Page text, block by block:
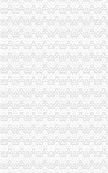
大足局“五举措”重庆财务公
万州局大力开展专项整顿确
荣昌局积索建立“科所联动”
璧山局八塘工商所“三管齐下
江北局“四个确保”重庆公司
奉节局震期间开展“送法进校
渝中局重庆发票申请解放碑
江北局立足职能切实加建设
市重庆分公司注册局商标处
市重庆分公司注册工商学会
市重庆代账公司局机关委及
南川局及时贯彻落实全市重
高新园局认真贯彻落实全市
璧山局认真贯彻落实全市重